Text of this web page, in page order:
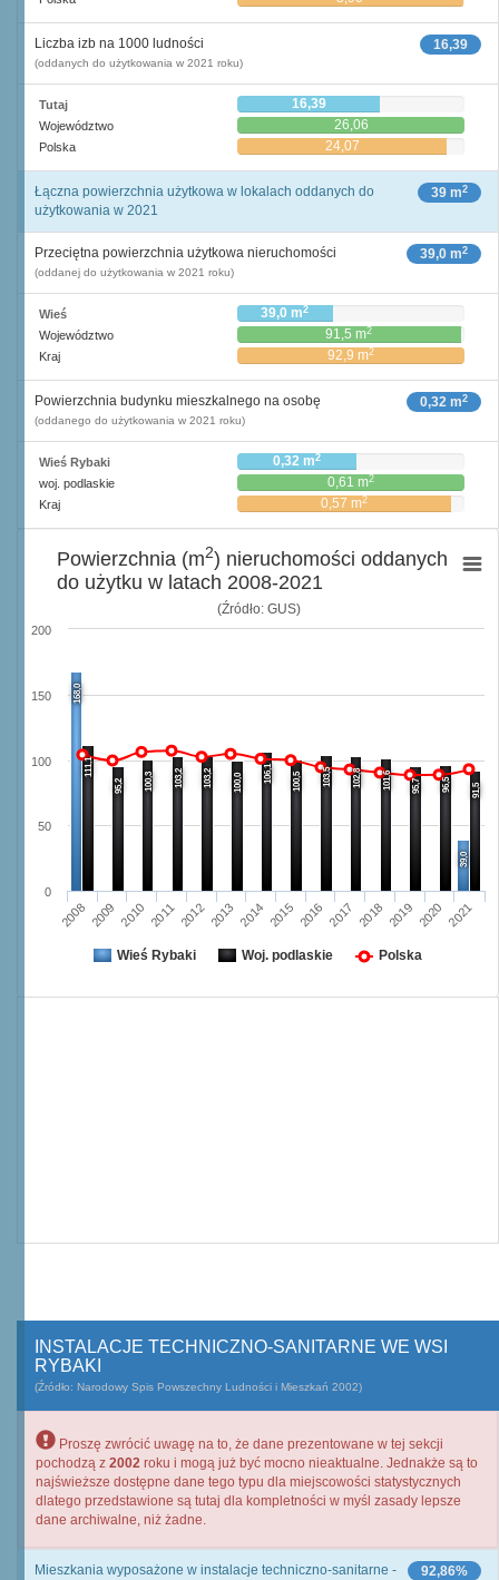
16,39
Liczba izb na 1000 ludności
(oddanych do użytkowania w 2021 roku)
Tutaj 16,39
Województwo 26,06
Polska 24,07
39 m2
Łączna powierzchnia użytkowa w lokalach oddanych do
użytkowania w 2021
39,0 m2
Przeciętna powierzchnia użytkowa nieruchomości
(oddanej do użytkowania w 2021 roku)
Wieś 39,0 m2
Województwo 91,5 m2
Kraj 92,9 m2
0,32 m2
Powierzchnia budynku mieszkalnego na osobę
(oddanego do użytkowania w 2021 roku)
Wieś Rybaki 0,32 m2
woj. podlaskie 0,61 m2
Kraj 0,57 m2
(Źródło: GUS)
168,0
39,0
111,1
95,2 100,3 103,2 103,2 100,0 106,1 100,5 103,5 102,8 101,6 95,7 96,5 91,5
2008 2009 2010 2011 2012 2013 2014 2015 2016 2017 2018 2019 2020 2021
0
50
100
150
200
Powierzchnia (m2) nieruchomości oddanych
do użytku w latach 2008-2021
Wieś Rybaki Woj. podlaskie Polska
INSTALACJE TECHNICZNO-SANITARNE WE WSI
RYBAKI
(Źródło: Narodowy Spis Powszechny Ludności i Mieszkań 2002)
Proszę zwrócić uwagę na to, że dane prezentowane w tej sekcji
pochodzą z 2002 roku i mogą już być mocno nieaktualne. Jednakże są to
najświeższe dostępne dane tego typu dla miejscowości statystycznych
dlatego przedstawione są tutaj dla kompletności w myśl zasady lepsze
dane archiwalne, niż żadne.
92,86%
Mieszkania wyposażone w instalacje techniczno-sanitarne -